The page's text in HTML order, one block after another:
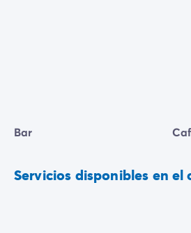
Bar
Servicios disponibles en el